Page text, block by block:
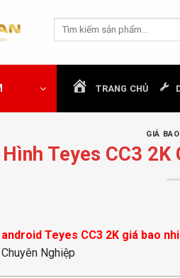
Tìm
TRANG CHỦ
GIÁ
Teyes CC3 2K
Teyes CC3 2K giá bao
Nghiệp